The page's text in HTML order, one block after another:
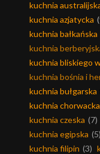
kuchnia
kuchnia azjatycka
kuchnia bałkańska
kuchnia
kuchnia bliskiego
kuchnia bośnia i
kuchnia bułgarska
kuchnia chorwacka
kuchnia czeska (7)
kuchnia egipska (5)
kuchnia filipin (3)